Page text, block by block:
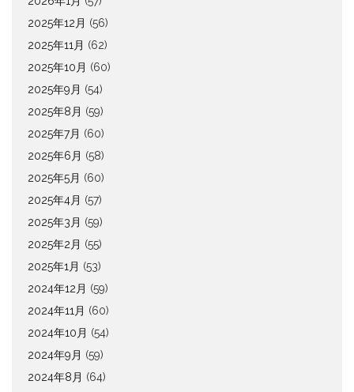
2025年12月 (56)
2025年11月 (62)
2025年10月 (60)
2025年9月 (54)
2025年8月 (59)
2025年7月 (60)
2025年6月 (58)
2025年5月 (60)
2025年4月 (57)
2025年3月 (59)
2025年2月 (55)
2025年1月 (53)
2024年12月 (59)
2024年11月 (60)
2024年10月 (54)
2024年9月 (59)
2024年8月 (64)